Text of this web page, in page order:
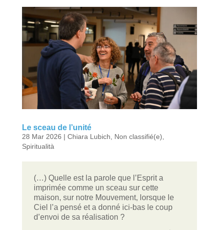
Le sceau de l’unité
28 Mar 2026 | Chiara Lubich Non classifié(e)
Spiritualità
(…) Quelle est la parole que l’Esprit a
imprimée comme un sceau sur cette
maison, sur notre Mouvement, lorsque le
Ciel l’a pensé et a donné ici-bas le coup
d’envoi de sa réalisation ?